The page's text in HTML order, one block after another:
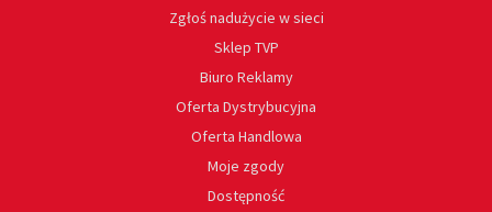
Zgłoś nadużycie w sieci
Sklep TVP
Biuro Reklamy
Oferta Dystrybucyjna
Oferta Handlowa
Moje zgody
Dostępność